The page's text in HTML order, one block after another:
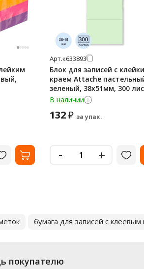
Арт.к633893
Блок для записей с
краем Attache
зеленый, 38х51мм, 300
В наличии
132₽ за упак.
- +
бумага для записей с клеевым
покупателю